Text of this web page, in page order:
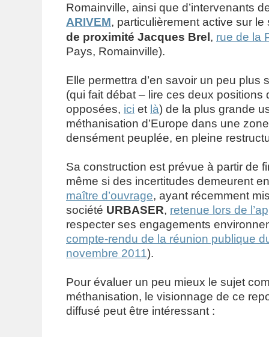
Romainville, ainsi que d’intervenants
ARIVEM, particulièrement active sur le
de proximité Jacques Brel, rue de la
Pays, Romainville).
Elle permettra d’en savoir un peu plus
(qui fait débat – lire ces deux positions
opposées, ici et là) de la plus grande
méthanisation d’Europe dans une
densément peuplée, en pleine
Sa construction est prévue à partir de
même si des incertitudes demeurent
maître d’ouvrage, ayant récemment
société URBASER, retenue lors de
respecter ses engagements
compte-rendu de la réunion publique
novembre 2011).
Pour évaluer un peu mieux le sujet
méthanisation, le visionnage de ce
diffusé peut être intéressant :